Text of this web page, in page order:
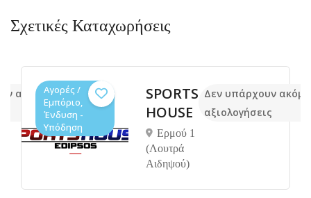
Σχετικές Καταχωρήσεις
ακόμαΑγορές /
Εμπόριο,
Ένδυση -
Υπόδηση
SPORTS
HOUSE
Ερμού 1
(Λουτρά
Αιδηψού)
Δεν υπάρχουν ακόμα
αξιολογήσεις